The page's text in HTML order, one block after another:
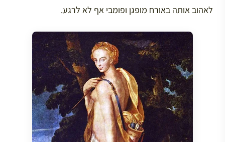
לאהוב אותה באורח מופגן ופומבי אף לא לרגע.